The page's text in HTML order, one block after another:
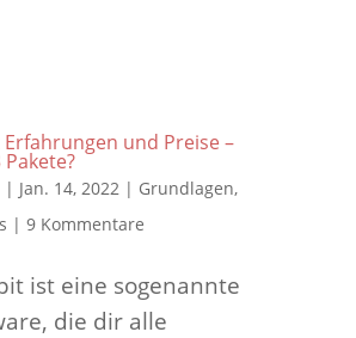
und Preise –
| Jan. 14, 2022| Grundlagen,
| 9 Kommentare
ist eine sogenannte
die dir alle